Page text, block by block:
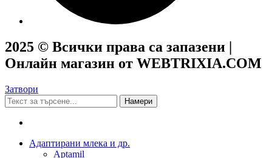
2025 © Всички права са запазени |
Онлайн магазин от WEBTRIXIA.COM
Затвори
Намери
Адаптирани млека и др.
Aptamil